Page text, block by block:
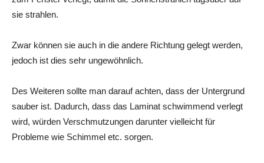
sie strahlen.
Zwar können sie auch in die andere Richtung gelegt werden,
jedoch ist dies sehr ungewöhnlich.
Des Weiteren sollte man darauf achten, dass der Untergrund
sauber ist. Dadurch, dass das Laminat schwimmend verlegt
wird, würden Verschmutzungen darunter vielleicht für
Probleme wie Schimmel etc. sorgen.